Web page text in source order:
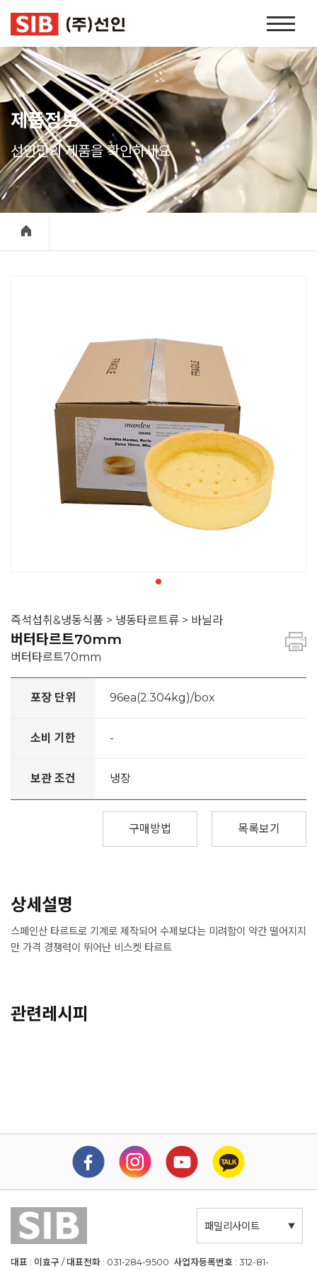
홈
이
지
네
비
게
이
제품정보
선인만의 제품을 확인하세요
즉석섭취&냉동식품 > 냉동타르트류 > 바닐라
버터타르트70mm
버터타르트70mm
포장 단위 96ea(2.304kg)/box
소비 기한 -
보관 조건 냉장
목록보기
구매방법
상세설명
스페인산 타르트로 기계로 제작되어 수제보다는 미려함이 약간 떨어지지
만 가격 경쟁력이 뛰어난 비스켓 타르트
관련레시피
패밀리사이트
대표 : 이효구 / 대표전화 : 031-284-9500 사업자등록번호 : 312-81-